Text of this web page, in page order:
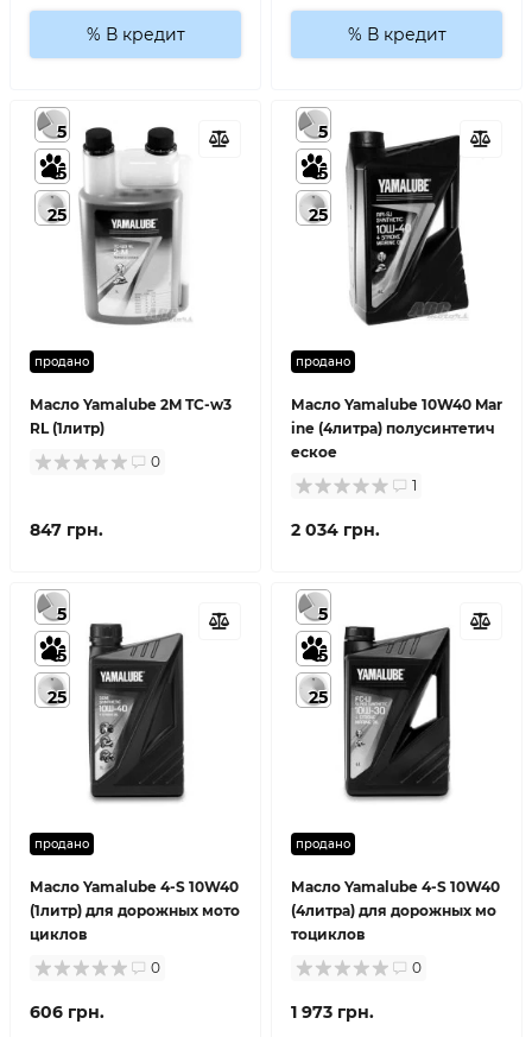
% В кредит % В кредит
продано
Масло Yamalube 2M TC-w3
RL (1литр)
5
5
25
0
847 грн.
продано
Масло Yamalube 10W40 Mar
ine (4литра) полусинтетич
еское
5
5
25
1
2 034 грн.
продано
Масло Yamalube 4-S 10W40
(1литр) для дорожных мото
циклов
5
5
25
0
606 грн.
продано
Масло Yamalube 4-S 10W40
(4литра) для дорожных мо
тоциклов
5
5
25
0
1 973 грн.